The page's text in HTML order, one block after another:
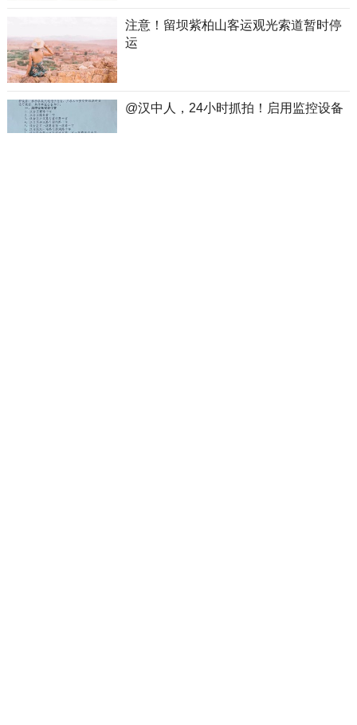
注意！留坝紫柏山客运观光索道暂时停
运
@汉中人，24小时抓拍！启用监控设备